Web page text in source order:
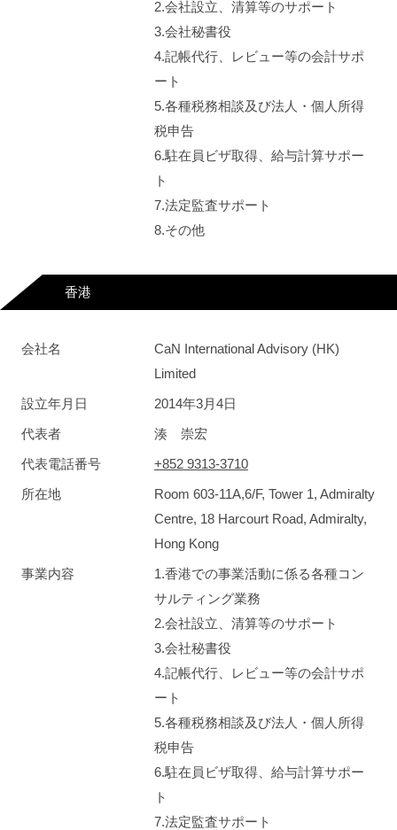
2.会社設立、清算等のサポート
3.会社秘書役
4.記帳代行、レビュー等の会計サポ
ート
5.各種税務相談及び法人・個人所得
税申告
6.駐在員ビザ取得、給与計算サポー
ト
7.法定監査サポート
8.その他
香港
会社名
CaN International Advisory (HK)
Limited
設立年月日
2014年3月4日
代表者
湊 崇宏
代表電話番号
+852 9313-3710
所在地
Room 603-11A,6/F, Tower 1, Admiralty
Centre, 18 Harcourt Road, Admiralty,
Hong Kong
事業内容
1.香港での事業活動に係る各種コン
サルティング業務
2.会社設立、清算等のサポート
3.会社秘書役
4.記帳代行、レビュー等の会計サポ
ート
5.各種税務相談及び法人・個人所得
税申告
6.駐在員ビザ取得、給与計算サポー
ト
7.法定監査サポート